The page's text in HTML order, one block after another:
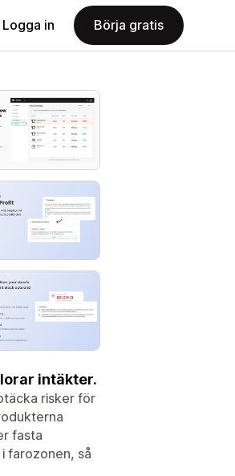
Logga in Börja gratis
intäkter.
risker för
fasta
farozonen, så